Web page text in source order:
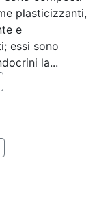
plasticizzanti,
e
essi sono
la...